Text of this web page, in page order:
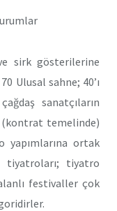
sirk gösterilerine
Ulusal sahne; 40’ı
sanatçıların
(kontrat temelinde)
yapımlarına ortak
tiyatroları; tiyatro
festivaller çok